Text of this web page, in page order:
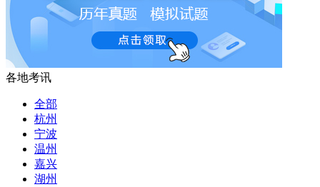
各地考讯
全部
杭州
宁波
温州
嘉兴
湖州